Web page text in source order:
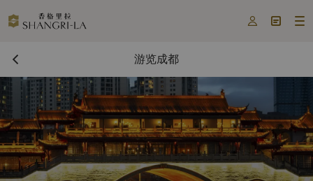
  
游览成都